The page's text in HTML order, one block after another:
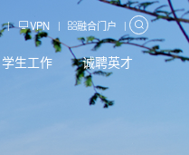
| VPN | 融合门户 |
学生工作 诚聘英才